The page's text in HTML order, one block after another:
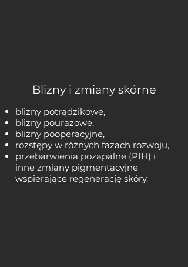
Blizny i zmiany skórne
blizny potrądzikowe,
blizny pourazowe,
blizny pooperacyjne,
rozstępy w różnych fazach rozwoju,
przebarwienia pozapalne (PIH) i
inne zmiany pigmentacyjne
wspierające regenerację skóry.